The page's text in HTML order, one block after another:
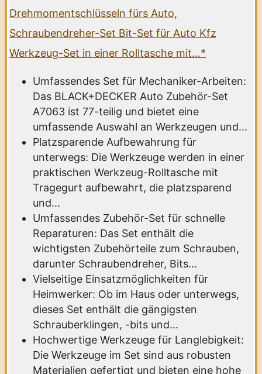
Drehmomentschlüsseln fürs Auto,
Schraubendreher-Set Bit-Set für Auto Kfz
Werkzeug-Set in einer Rolltasche mit...*
Umfassendes Set für Mechaniker-Arbeiten:
Das BLACK+DECKER Auto Zubehör-Set
A7063 ist 77-teilig und bietet eine
umfassende Auswahl an Werkzeugen und...
Platzsparende Aufbewahrung für
unterwegs: Die Werkzeuge werden in einer
praktischen Werkzeug-Rolltasche mit
Tragegurt aufbewahrt, die platzsparend
und...
Umfassendes Zubehör-Set für schnelle
Reparaturen: Das Set enthält die
wichtigsten Zubehörteile zum Schrauben,
darunter Schraubendreher, Bits...
Vielseitige Einsatzmöglichkeiten für
Heimwerker: Ob im Haus oder unterwegs,
dieses Set enthält die gängigsten
Schrauberklingen, -bits und...
Hochwertige Werkzeuge für Langlebigkeit:
Die Werkzeuge im Set sind aus robusten
Materialien gefertigt und bieten eine hohe